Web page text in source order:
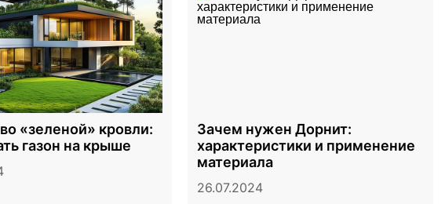
«зеленой» кровли:
газон на крыше
Зачем нужен Дорнит:
характеристики и применение
материала
26.07.2024